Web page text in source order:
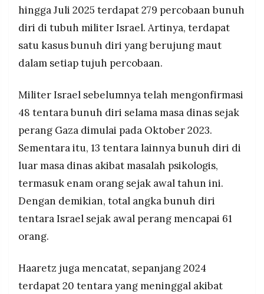
hingga Juli 2025 terdapat 279 percobaan bunuh
diri di tubuh militer Israel. Artinya, terdapat
satu kasus bunuh diri yang berujung maut
dalam setiap tujuh percobaan.
Militer Israel sebelumnya telah mengonfirmasi
48 tentara bunuh diri selama masa dinas sejak
perang Gaza dimulai pada Oktober 2023.
Sementara itu, 13 tentara lainnya bunuh diri di
luar masa dinas akibat masalah psikologis,
termasuk enam orang sejak awal tahun ini.
Dengan demikian, total angka bunuh diri
tentara Israel sejak awal perang mencapai 61
orang.
Haaretz juga mencatat, sepanjang 2024
terdapat 20 tentara yang meninggal akibat